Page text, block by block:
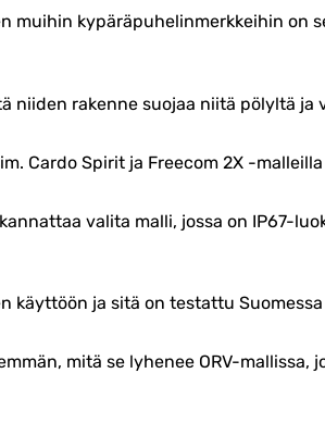
kypäräpuhelinmerkkeihin on
niiden rakenne suojaa niitä pölyltä
Cardo Spirit ja Freecom 2X -
valita malli, jossa on IP67-
ja sitä on testattu
mitä se lyhenee ORV-